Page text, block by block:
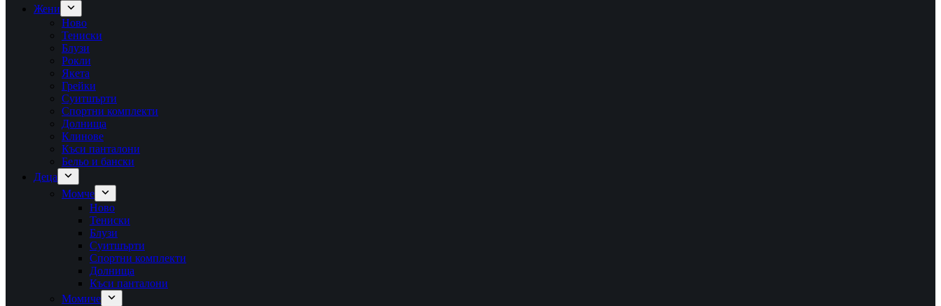
Жени
Ново
Тениски
Блузи
Рокли
Якета
Грейки
Суитшърти
Спортни комплекти
Долнища
Клинове
Къси панталони
Бельо и бански
Деца
Момче
Ново
Тениски
Блузи
Суитшърти
Спортни комплекти
Долнища
Къси панталони
Момиче